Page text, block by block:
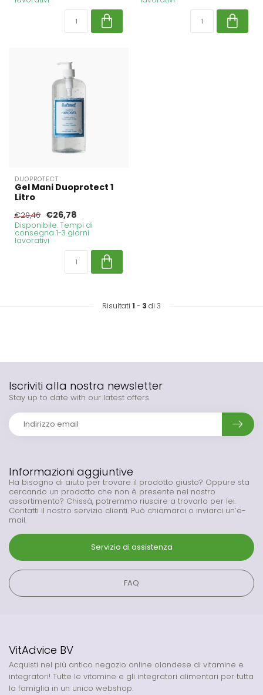
DUOPROTECT
Gel Mani Duoprotect 1
Litro
€29,46 €26,78
Disponibile. Tempi di
consegna 1-3 giorni
lavorativi
Risultati 1 - 3 di 3
Informazioni aggiuntive
Ha bisogno di aiuto per trovare il prodotto giusto? Oppure sta
cercando un prodotto che non è presente nel nostro
assortimento? Chissà, potremmo riuscire a trovarlo per lei.
Contatti il nostro servizio clienti. Può chiamarci o inviarci un’e-
mail.
Servizio di assistenza
FAQ
Iscriviti alla nostra newsletter
Stay up to date with our latest offers
VitAdvice BV
Acquisti nel più antico negozio online olandese di vitamine e
integratori! Tutte le vitamine e gli integratori alimentari per tutta
la famiglia in un unico webshop.